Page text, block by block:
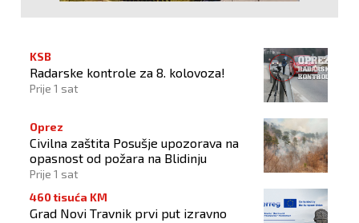
KSB
Radarske kontrole za 8. kolovoza!
Prije 1 sat
Oprez
Civilna zaštita Posušje upozorava na
opasnost od požara na Blidinju
Prije 1 sat
460 tisuća KM
Grad Novi Travnik prvi put izravno